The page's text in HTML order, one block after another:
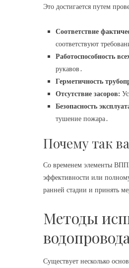
Это достигается путем
Соответствие
соответствуют
Работоспособность
рукавов․
Герметичность
Отсутствие засоров:
Безопасность
тушение пожара․
Почему так
Со временем элементы
эффективности или
ранней стадии и принять
Методы
Существует несколько